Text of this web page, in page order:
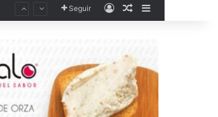
Seguir AccesoPublicación al